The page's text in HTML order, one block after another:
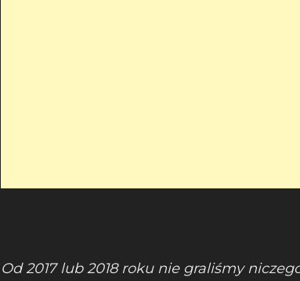
Od 2017 lub 2018 roku nie graliśmy